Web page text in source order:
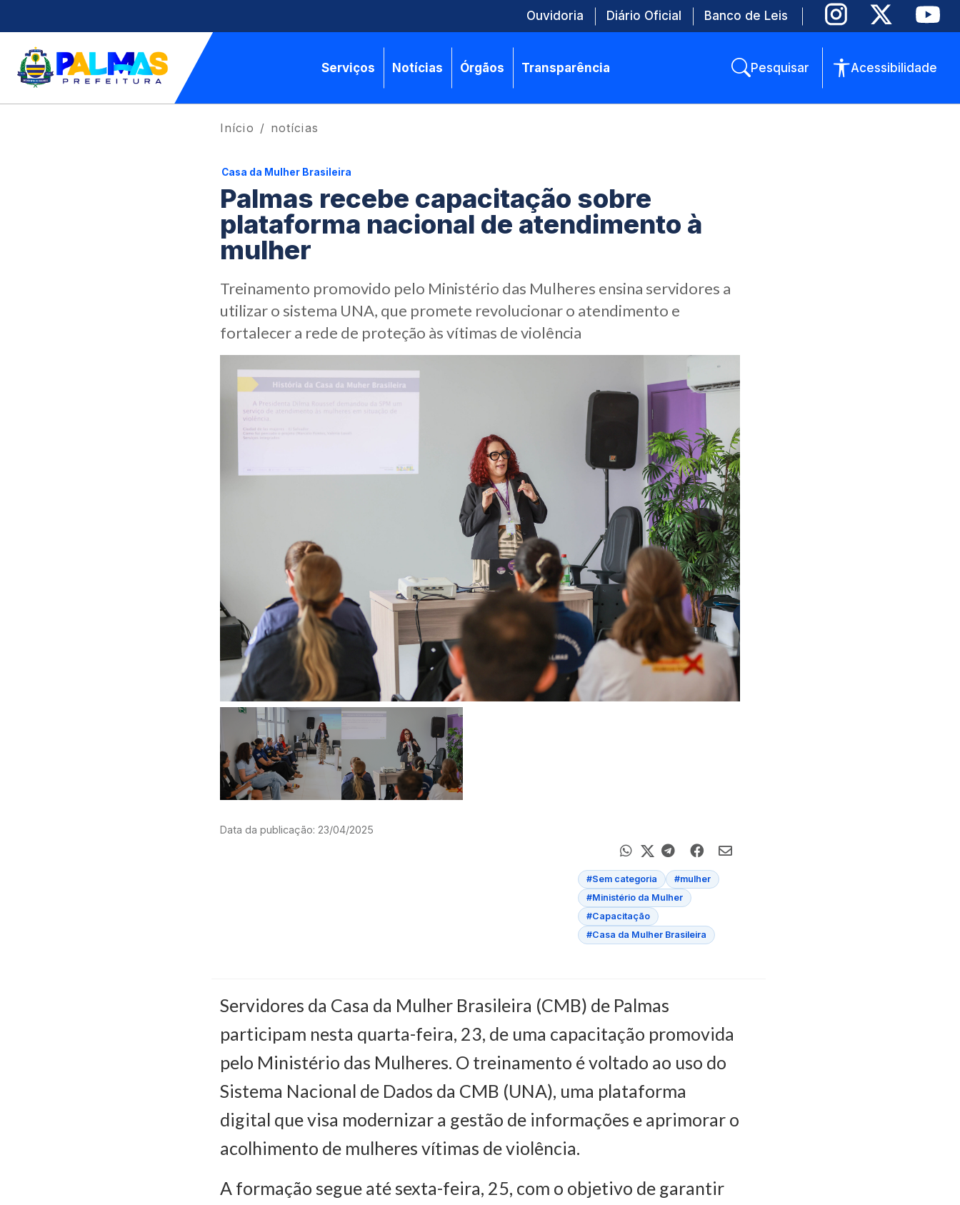
Ouvidoria Diário Oficial Banco de Leis
Serviços Notícias Órgãos Transparência Pesquisar Acessibilidade
Início notícias
Casa da Mulher Brasileira
Palmas recebe capacitação sobre
plataforma nacional de atendimento à
mulher
Treinamento promovido pelo Ministério das Mulheres ensina servidores a
utilizar o sistema UNA, que promete revolucionar o atendimento e
fortalecer a rede de proteção às vítimas de violência
Data da publicação: 23/04/2025
#Sem categoria
#mulher
#Ministério da Mulher
#Capacitação
#Casa da Mulher Brasileira
Servidores da Casa da Mulher Brasileira (CMB) de Palmas
participam nesta quarta-feira, 23, de uma capacitação promovida
pelo Ministério das Mulheres. O treinamento é voltado ao uso do
Sistema Nacional de Dados da CMB (UNA), uma plataforma
digital que visa modernizar a gestão de informações e aprimorar o
acolhimento de mulheres vítimas de violência.
A formação segue até sexta-feira, 25, com o objetivo de garantir